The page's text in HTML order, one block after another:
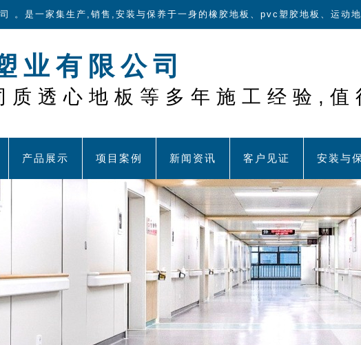
。是一家集生产,销售,安装与保养于一身的橡胶地板、pvc塑胶地板、运动
业有限公司
透心地板等多年施工经验,值
产品展示 项目案例 新闻资讯 客户见证 安装与